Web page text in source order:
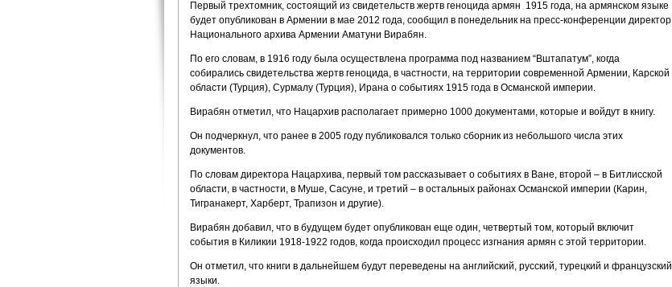
Первый трехтомник, состоящий из свидетельств жертв геноцида армян 1915 года, на армянском языке
будет опубликован в Армении в мае 2012 года, сообщил в понедельник на пресс-конференции директор
Национального архива Армении Аматуни Вирабян.
По его словам, в 1916 году была осуществлена программа под названием “Вштапатум”, когда
собирались свидетельства жертв геноцида, в частности, на территории современной Армении, Карской
области (Турция), Сурмалу (Турция), Ирана о событиях 1915 года в Османской империи.
Вирабян отметил, что Нацархив располагает примерно 1000 документами, которые и войдут в книгу.
Он подчеркнул, что ранее в 2005 году публиковался только сборник из небольшого числа этих
документов.
По словам директора Нацархива, первый том рассказывает о событиях в Ване, второй – в Битлисской
области, в частности, в Муше, Сасуне, и третий – в остальных районах Османской империи (Карин,
Тигранакерт, Харберт, Трапизон и другие).
Вирабян добавил, что в будущем будет опубликован еще один, четвертый том, который включит
события в Киликии 1918-1922 годов, когда происходил процесс изгнания армян с этой территории.
Он отметил, что книги в дальнейшем будут переведены на английский, русский, турецкий и французский
языки.